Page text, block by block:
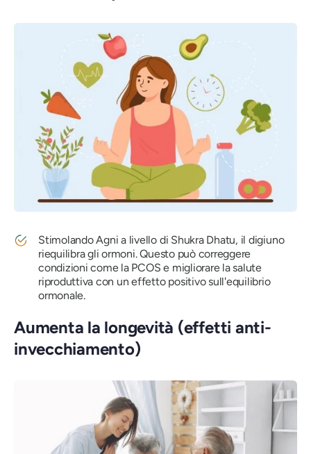
Stimolando Agni a livello di Shukra Dhatu, il digiuno
riequilibra gli ormoni. Questo può correggere
condizioni come la PCOS e migliorare la salute
riproduttiva con un effetto positivo sull'equilibrio
ormonale.
Aumenta la longevità (effetti anti-
invecchiamento)